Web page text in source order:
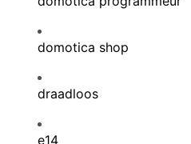
domotica shop
draadloos
e14